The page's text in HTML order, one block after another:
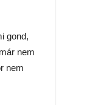
gond,
nem
nem